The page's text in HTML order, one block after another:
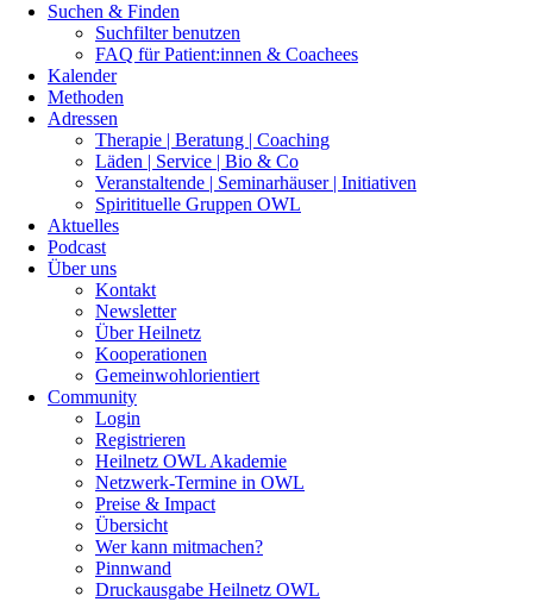
Suchen & Finden
Suchfilter benutzen
FAQ für Patient:innen & Coachees
Kalender
Methoden
Adressen
Therapie | Beratung | Coaching
Läden | Service | Bio & Co
Veranstaltende | Seminarhäuser | Initiativen
Spiritituelle Gruppen OWL
Aktuelles
Podcast
Über uns
Kontakt
Newsletter
Über Heilnetz
Kooperationen
Gemeinwohlorientiert
Community
Login
Registrieren
Heilnetz OWL Akademie
Netzwerk-Termine in OWL
Preise & Impact
Übersicht
Wer kann mitmachen?
Pinnwand
Druckausgabe Heilnetz OWL